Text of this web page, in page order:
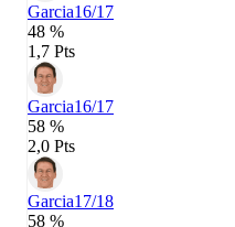
Garcia16/17
48 %
1,7 Pts
Garcia16/17
58 %
2,0 Pts
Garcia17/18
58 %